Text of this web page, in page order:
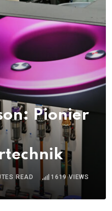
Pionier
READ 1619 VIEWS